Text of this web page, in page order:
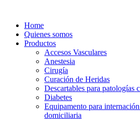
Home
Quienes somos
Productos
Accesos Vasculares
Anestesia
Cirugía
Curación de Heridas
Descartables para patologías
Diabetes
Equipamento para
domiciliaria